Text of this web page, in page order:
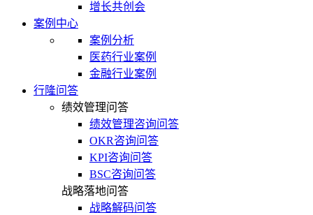
增长共创会
案例中心
案例分析
医药行业案例
金融行业案例
行隆问答
绩效管理问答
绩效管理咨询问答
OKR咨询问答
KPI咨询问答
BSC咨询问答
战略落地问答
战略解码问答